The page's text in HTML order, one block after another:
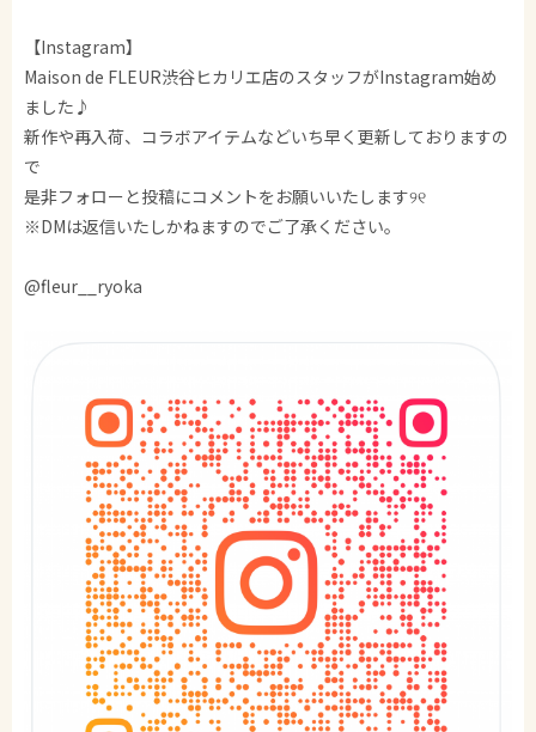
【Instagram】
Maison de FLEUR渋谷ヒカリエ店のスタッフがInstagram始め
ました♪
新作や再入荷、コラボアイテムなどいち早く更新しておりますの
で
是非フォローと投稿にコメントをお願いいたします୨୧
※DMは返信いたしかねますのでご了承ください。
@fleur__ryoka